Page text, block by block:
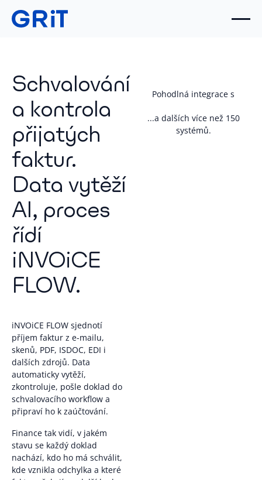
Schvalování
a kontrola
přijatých
faktur.
Data vytěží
AI, proces
řídí
iNVOiCE
FLOW.
iNVOiCE FLOW sjednotí
příjem faktur z e-mailu,
skenů, PDF, ISDOC, EDI i
dalších zdrojů. Data
automaticky vytěží,
zkontroluje, pošle doklad do
schvalovacího workflow a
připraví ho k zaúčtování.
Finance tak vidí, v jakém
stavu se každý doklad
nachází, kdo ho má schválit,
kde vznikla odchylka a které
Pohodlná integrace s
...a dalších více než 150
systémů.